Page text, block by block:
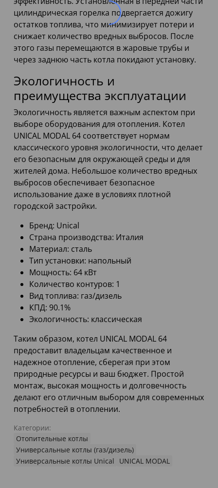
цилиндрическая горелка подвергается дожигу
остатков топлива, что минимизирует потери и
снижает количество вредных выбросов. После
этого газы перемещаются в жаровые трубы и
через заднюю часть котла покидают установку.
Экологичность и
преимущества эксплуатации
Экологичность является важным аспектом при
выборе оборудования для отопления. Котел
UNICAL MODAL 64 соответствует нормам
классического уровня экологичности, что делает
его безопасным для окружающей среды и для
жителей дома. Небольшое количество вредных
выбросов обеспечивает безопасное
использование даже в условиях плотной
городской застройки.
Бренд: Unical
Страна производства: Италия
Материал: сталь
Тип установки: напольный
Мощность: 64 кВт
Количество контуров: 1
Вид топлива: газ/дизель
КПД: 90.1%
Экологичность: классическая
Таким образом, котел UNICAL MODAL 64
предоставит владельцам качественное и
надежное отопление, сберегая при этом
природные ресурсы и ваш бюджет. Простой
монтаж, высокая мощность и долговечность
делают его отличным выбором для современных
потребностей в отоплении.
Категории:
Отопительные котлы
Универсальные котлы (газ/дизель)
Универсальные котлы Unical
UNICAL MODAL